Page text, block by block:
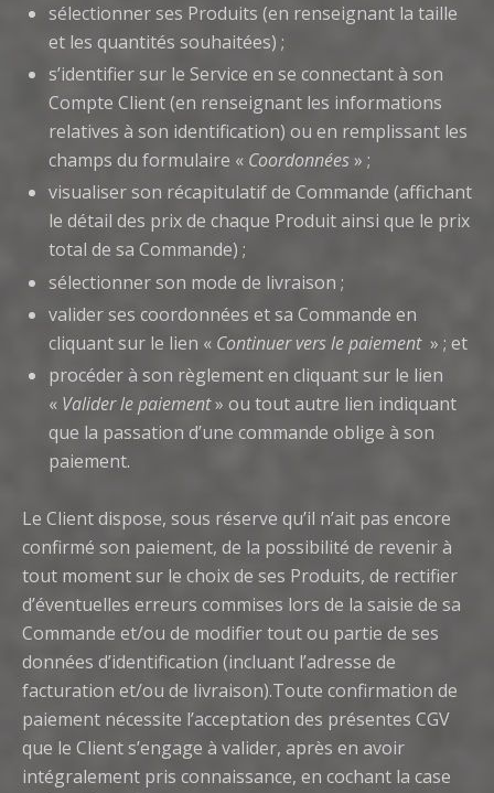
sélectionner ses Produits (en renseignant la taille
et les quantités souhaitées) ;
s’identifier sur le Service en se connectant à son
Compte Client (en renseignant les informations
relatives à son identification) ou en remplissant les
champs du formulaire « Coordonnées» ;
visualiser son récapitulatif de Commande (affichant
le détail des prix de chaque Produit ainsi que le prix
total de sa Commande) ;
sélectionner son mode de livraison ;
valider ses coordonnées et sa Commande en
cliquant sur le lien « Continuer vers le paiement» ; et
procéder à son règlement en cliquant sur le lien
« Valider le paiement» ou tout autre lien indiquant
que la passation d’une commande oblige à son
paiement.
Le Client dispose, sous réserve qu’il n’ait pas encore
confirmé son paiement, de la possibilité de revenir à
tout moment sur le choix de ses Produits, de rectifier
d’éventuelles erreurs commises lors de la saisie de sa
Commande et/ou de modifier tout ou partie de ses
données d’identification (incluant l’adresse de
facturation et/ou de livraison).Toute confirmation de
paiement nécessite l’acceptation des présentes CGV
que le Client s’engage à valider, après en avoir
intégralement pris connaissance, en cochant la case